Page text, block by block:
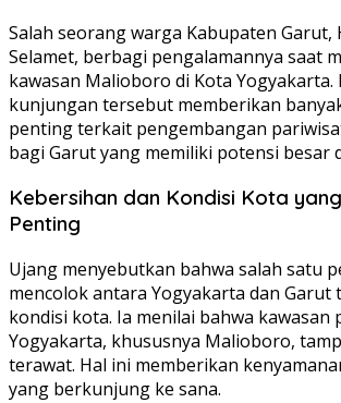
Salah seorang warga Kabupaten Garut,
Selamet, berbagi pengalamannya saat
kawasan Malioboro di Kota Yogyakarta.
kunjungan tersebut memberikan
penting terkait pengembangan
bagi Garut yang memiliki potensi besar
Kebersihan dan Kondisi Kota
Penting
Ujang menyebutkan bahwa salah satu
mencolok antara Yogyakarta dan Garut
kondisi kota. Ia menilai bahwa kawasan
Yogyakarta, khususnya Malioboro,
terawat. Hal ini memberikan
yang berkunjung ke sana.